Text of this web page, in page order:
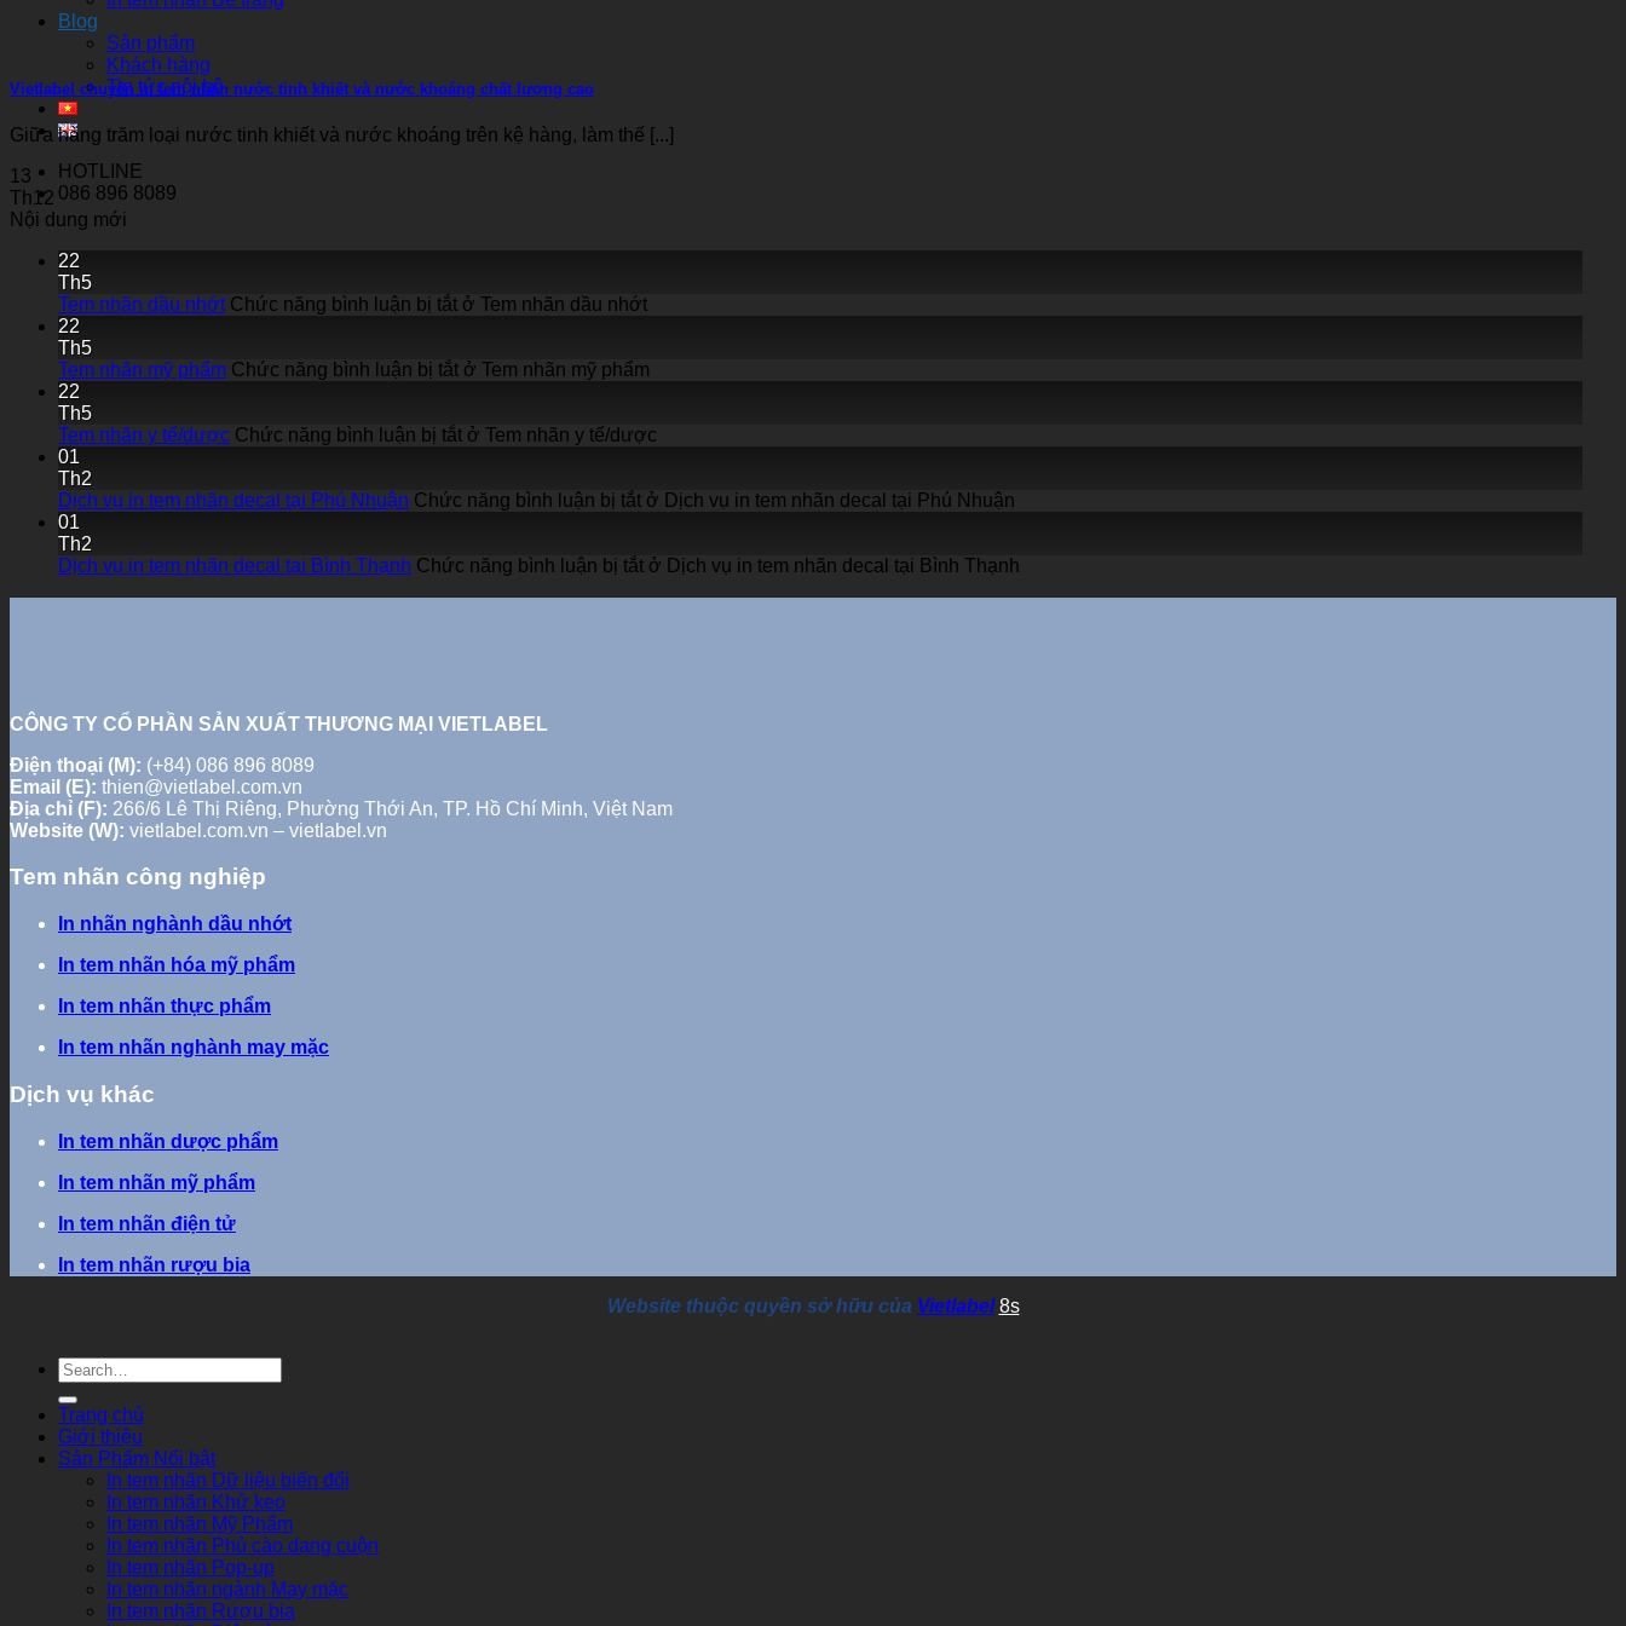
Blog
Sản phẩm
Khách hàng
Tin tức nội bộ
HOTLINE
086 896 8089
Vietlabel chuyên in tem nhãn nước tinh khiết và nước khoáng chất lượng cao
Giữa hàng trăm loại nước tinh khiết và nước khoáng trên kệ hàng, làm thế [...]
13
Th12
Nội dung mới
22
Th5
Tem nhãn dầu nhớt Chức năng bình luận bị tắt ở Tem nhãn dầu nhớt
22
Th5
Tem nhãn mỹ phẩm Chức năng bình luận bị tắt ở Tem nhãn mỹ phẩm
22
Th5
Tem nhãn y tế/dược Chức năng bình luận bị tắt ở Tem nhãn y tế/dược
01
Th2
Dịch vụ in tem nhãn decal tại Phú Nhuận Chức năng bình luận bị tắt ở Dịch vụ in tem nhãn decal tại Phú Nhuận
01
Th2
Dịch vụ in tem nhãn decal tại Bình Thạnh Chức năng bình luận bị tắt ở Dịch vụ in tem nhãn decal tại Bình Thạnh
CÔNG TY CỔ PHẦN SẢN XUẤT THƯƠNG MẠI VIETLABEL
Điện thoại (M): (+84) 086 896 8089
Email (E): thien@vietlabel.com.vn
Địa chỉ (F): 266/6 Lê Thị Riêng, Phường Thới An, TP. Hồ Chí Minh, Việt Nam
Website (W): vietlabel.com.vn – vietlabel.vn
Tem nhãn công nghiệp
In nhãn nghành dầu nhớt
In tem nhãn hóa mỹ phẩm
In tem nhãn thực phẩm
In tem nhãn nghành may mặc
Dịch vụ khác
In tem nhãn dược phẩm
In tem nhãn mỹ phẩm
In tem nhãn điện tử
In tem nhãn rượu bia
Website thuộc quyền sở hữu của Vietlabel 8s
Trang chủ
Giới thiệu
Sản Phẩm Nổi bật
In tem nhãn Dữ liệu biến đổi
In tem nhãn Khử keo
In tem nhãn Mỹ Phẩm
In tem nhãn Phủ cào dạng cuộn
In tem nhãn Pop-up
In tem nhãn ngành May mặc
In tem nhãn Rượu bia